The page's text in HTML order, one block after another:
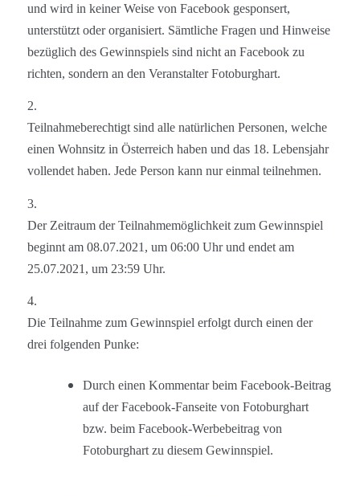
und wird in keiner Weise von Facebook gesponsert,
unterstützt oder organisiert. Sämtliche Fragen und Hinweise
bezüglich des Gewinnspiels sind nicht an Facebook zu
richten, sondern an den Veranstalter Fotoburghart.
2.
Teilnahmeberechtigt sind alle natürlichen Personen, welche
einen Wohnsitz in Österreich haben und das 18. Lebensjahr
vollendet haben. Jede Person kann nur einmal teilnehmen.
3.
Der Zeitraum der Teilnahmemöglichkeit zum Gewinnspiel
beginnt am 08.07.2021, um 06:00 Uhr und endet am
25.07.2021, um 23:59 Uhr.
4.
Die Teilnahme zum Gewinnspiel erfolgt durch einen der
drei folgenden Punke:
Durch einen Kommentar beimFacebook-Beitrag
auf der Facebook-Fanseitevon Fotoburghart
bzw. beim Facebook-Werbebeitrag von
Fotoburghart zu diesem Gewinnspiel.